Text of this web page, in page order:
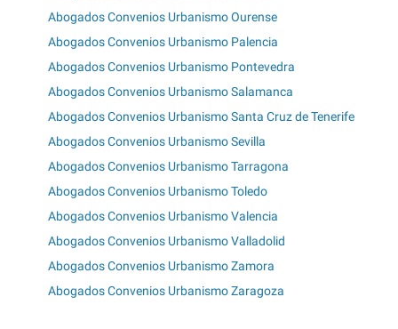
Abogados Convenios Urbanismo Ourense
Abogados Convenios Urbanismo Palencia
Abogados Convenios Urbanismo Pontevedra
Abogados Convenios Urbanismo Salamanca
Abogados Convenios Urbanismo Santa Cruz de Tenerife
Abogados Convenios Urbanismo Sevilla
Abogados Convenios Urbanismo Tarragona
Abogados Convenios Urbanismo Toledo
Abogados Convenios Urbanismo Valencia
Abogados Convenios Urbanismo Valladolid
Abogados Convenios Urbanismo Zamora
Abogados Convenios Urbanismo Zaragoza